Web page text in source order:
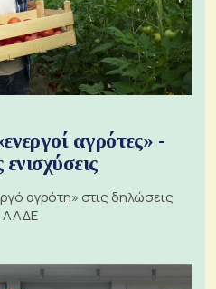
αγρότες» -
αγρότη» στις δηλώσεις
ΑΑΔΕ